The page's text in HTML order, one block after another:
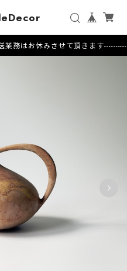
務はお休みさせて頂きます